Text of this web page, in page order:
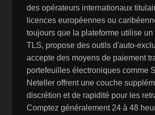
des opérateurs internationaux
licences européennes ou
toujours que la plateforme utilise un
TLS, propose des outils d'auto-
accepte des moyens de paiement
portefeuilles électroniques comme
Neteller offrent une couche
discrétion et de rapidité pour les
Comptez généralement 24 à 48